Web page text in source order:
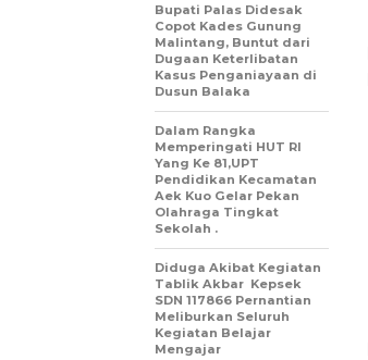
Bupati Palas Didesak
Copot Kades Gunung
Malintang, Buntut dari
Dugaan Keterlibatan
Kasus Penganiayaan di
Dusun Balaka
Dalam Rangka
Memperingati HUT RI
Yang Ke 81,UPT
Pendidikan Kecamatan
Aek Kuo Gelar Pekan
Olahraga Tingkat
Sekolah .
Diduga Akibat Kegiatan
Tablik Akbar Kepsek
SDN 117866 Pernantian
Meliburkan Seluruh
Kegiatan Belajar
Mengajar